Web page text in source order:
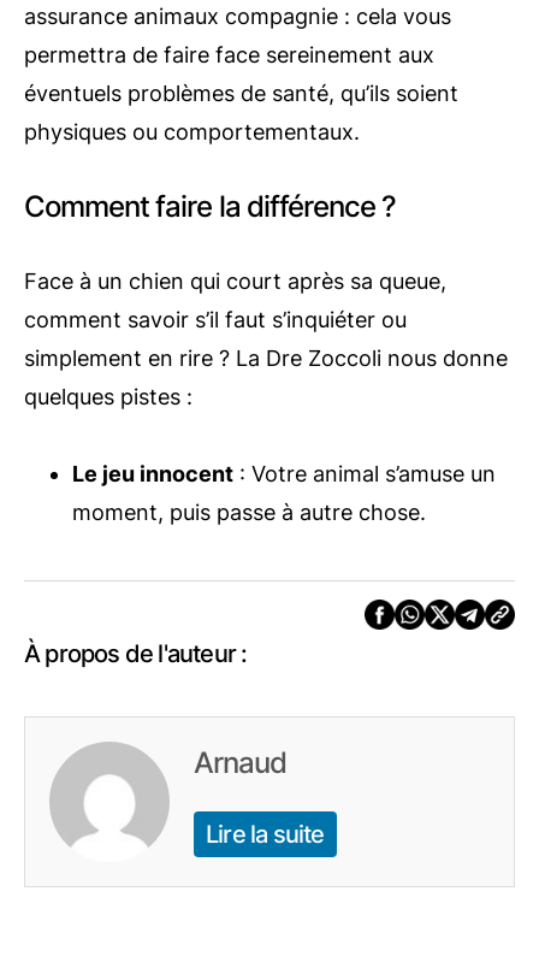
assurance animaux compagnie : cela vous
permettra de faire face sereinement aux
éventuels problèmes de santé, qu’ils soient
physiques ou comportementaux.
Comment faire la différence ?
Face à un chien qui court après sa queue,
comment savoir s’il faut s’inquiéter ou
simplement en rire ? La Dre Zoccoli nous donne
quelques pistes :
Le jeu innocent : Votre animal s’amuse un
moment, puis passe à autre chose.
À propos de l'auteur :
Arnaud
Lire la suite